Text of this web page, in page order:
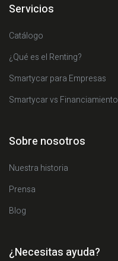
Servicios
Catálogo
¿Qué es el Renting?
Smartycar para Empresas
Smartycar vs Financiamiento
Sobre nosotros
Nuestra historia
Prensa
Blog
¿Necesitas ayuda?